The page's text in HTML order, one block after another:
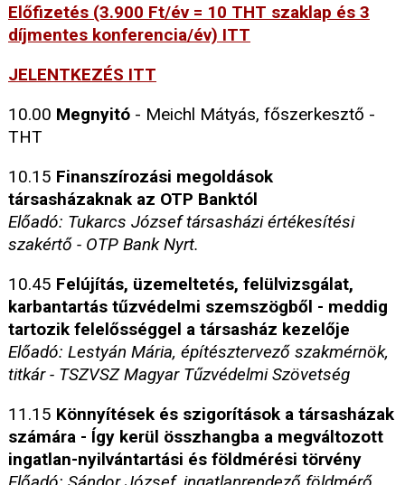
Előfizetés (3.900 Ft/év = 10 THT szaklap és 3
díjmentes konferencia/év) ITT
JELENTKEZÉS ITT
10.00 Megnyitó - Meichl Mátyás, főszerkesztő -
THT
10.15 Finanszírozási megoldások
társasházaknak az OTP Banktól
Előadó: Tukarcs József társasházi értékesítési
szakértő - OTP Bank Nyrt.
10.45 Felújítás, üzemeltetés, felülvizsgálat,
karbantartás tűzvédelmi szemszögből - meddig
tartozik felelősséggel a társasház kezelője
Előadó: Lestyán Mária, építésztervező szakmérnök,
titkár - TSZVSZ Magyar Tűzvédelmi Szövetség
11.15 Könnyítések és szigorítások a társasházak
számára - Így kerül összhangba a megváltozott
ingatlan-nyilvántartási és földmérési törvény